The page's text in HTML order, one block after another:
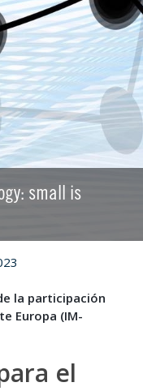
small is
la participación
Europa (IM-
el